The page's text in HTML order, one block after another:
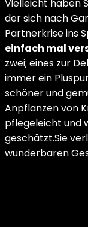
Vielleicht haben
der sich nach
Partnerkrise ins
einfach mal
zwei; eines zur
immer ein
schöner und
Anpflanzen von
pflegeleicht und
geschätzt.Sie
wunderbaren